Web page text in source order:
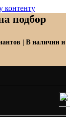
контенту
подбор
| В наличии и